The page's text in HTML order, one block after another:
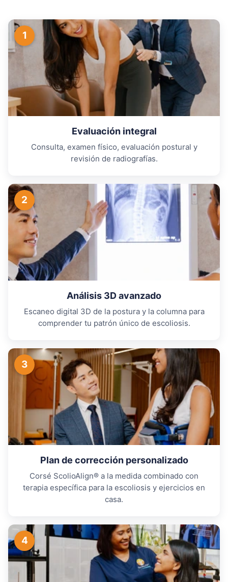
1
Evaluación integral
Consulta, examen físico, evaluación postural y
revisión de radiografías.
2
Análisis 3D avanzado
Escaneo digital 3D de la postura y la columna para
comprender tu patrón único de escoliosis.
3
Plan de corrección personalizado
Corsé ScolioAlign® a la medida combinado con
terapia específica para la escoliosis y ejercicios en
casa.
4